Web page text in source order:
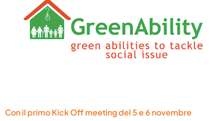
Con il primo Kick Off meeting del 5 e 6 novembre